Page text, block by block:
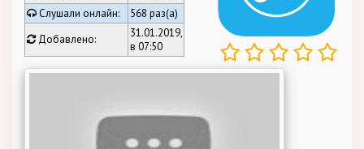
Слушали онлайн:
568 раз(а)
Добавлено:
31.01.2019,
в 07:50